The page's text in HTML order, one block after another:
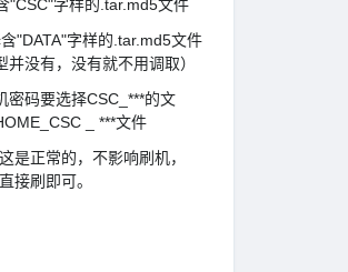
"CSC"字样的.tar.md5文件
"DATA"字样的.tar.md5文件
并没有，没有就不用调取）
密码要选择CSC_***的文
_ ***文件
是正常的，不影响刷机，
接刷即可。